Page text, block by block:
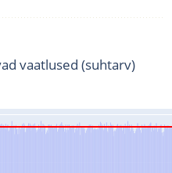
vaatlused (suhtarv)